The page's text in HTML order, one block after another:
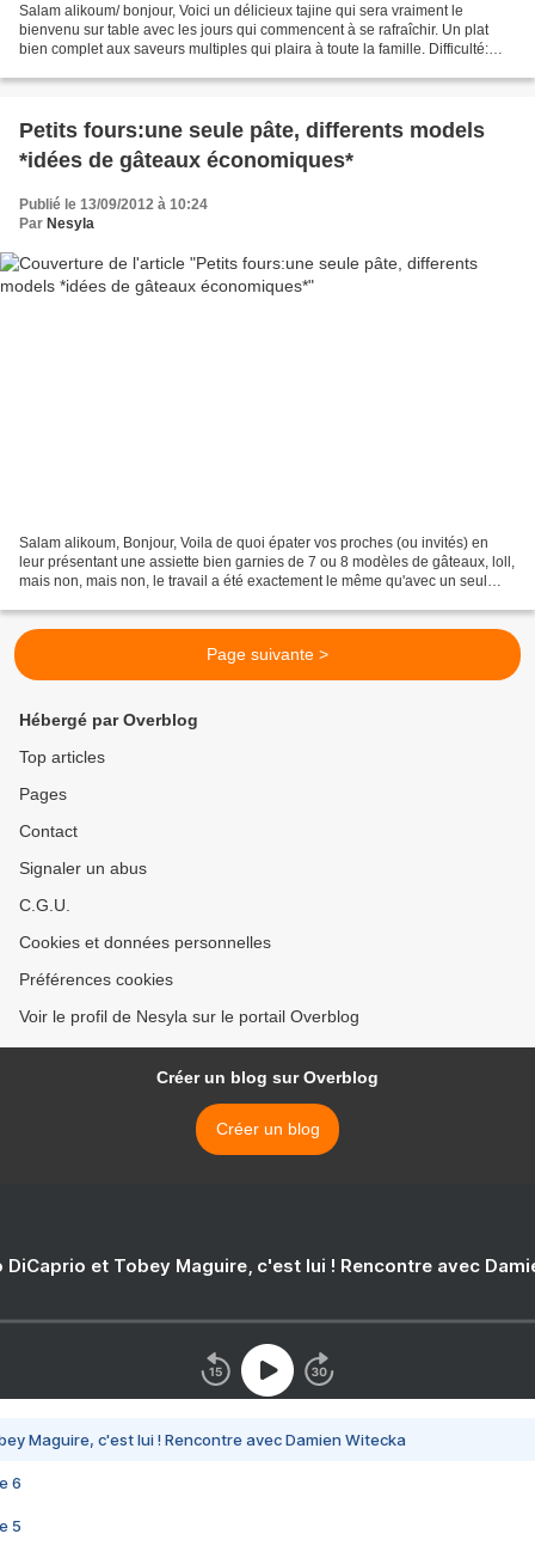
Salam alikoum/ bonjour, Voici un délicieux tajine qui sera vraiment le
bienvenu sur table avec les jours qui commencent à se rafraîchir. Un plat
bien complet aux saveurs multiples qui plaira à toute la famille. Difficulté:
Petits fours:une seule pâte, differents models
*idées de gâteaux économiques*
Publié le 13/09/2012 à 10:24
Par Nesyla
Salam alikoum, Bonjour, Voila de quoi épater vos proches (ou invités) en
leur présentant une assiette bien garnies de 7 ou 8 modèles de gâteaux, loll,
mais non, mais non, le travail a été exactement le même qu'avec un seul
Page suivante >
Hébergé par Overblog
Top articles
Pages
Contact
Signaler un abus
C.G.U.
Cookies et données personnelles
Préférences cookies
Voir le profil de Nesyla sur le portail Overblog
Créer un blog sur Overblog
Créer un blog
DiCaprio et Tobey Maguire, c'est lui ! Rencontre avec
Maguire, c'est lui ! Rencontre avec Damien Witecka
6
5